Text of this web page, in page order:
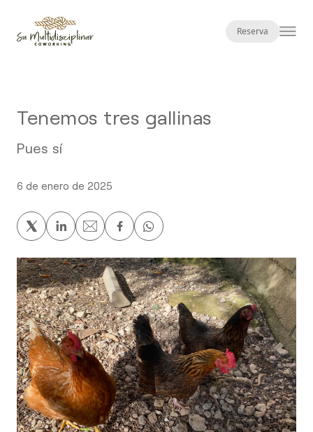
Reserva
Tenemos tres gallinas
Pues sí
6 de enero de 2025